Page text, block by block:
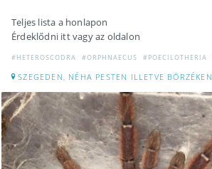
Teljes lista a honlapon
Érdeklődni itt vagy az oldalon
#HETEROSCODRA #ORPHNAECUS #POECILOTHERIA
SZEGEDEN, NÉHA PESTEN ILLETVE BÖRZÉKEN